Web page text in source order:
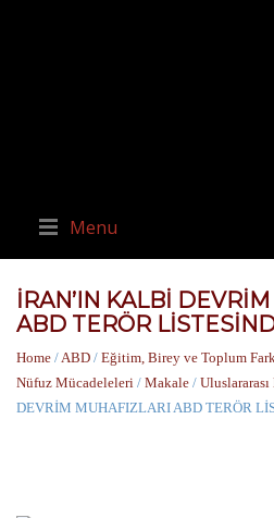
Menu
İRAN’IN KALBİ
ABD TERÖR
Home /ABD / Eğitim, Birey ve Toplum
Nüfuz Mücadeleleri / Makale /
DEVRİM MUHAFIZLARI ABD TERÖR